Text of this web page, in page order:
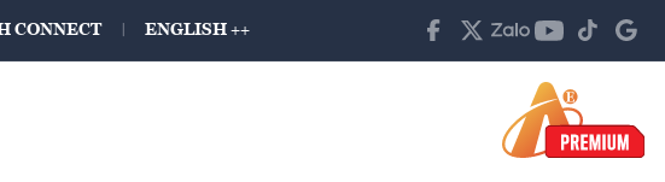
CONNECT ENGLISH ++